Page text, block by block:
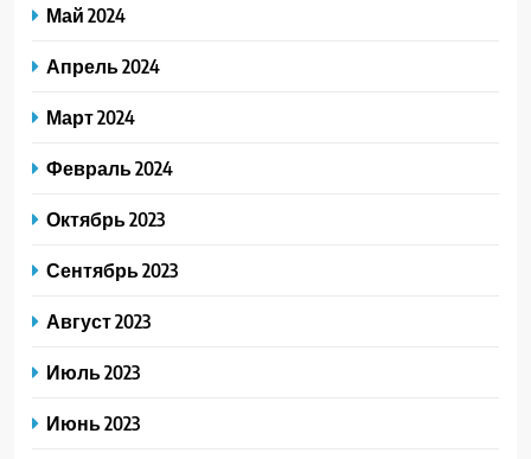
Май 2024
Апрель 2024
Март 2024
Февраль 2024
Октябрь 2023
Сентябрь 2023
Август 2023
Июль 2023
Июнь 2023